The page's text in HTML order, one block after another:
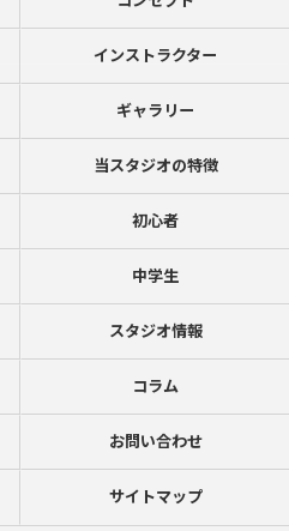
インストラクター
ギャラリー
当スタジオの特徴
初心者
中学生
スタジオ情報
コラム
お問い合わせ
サイトマップ